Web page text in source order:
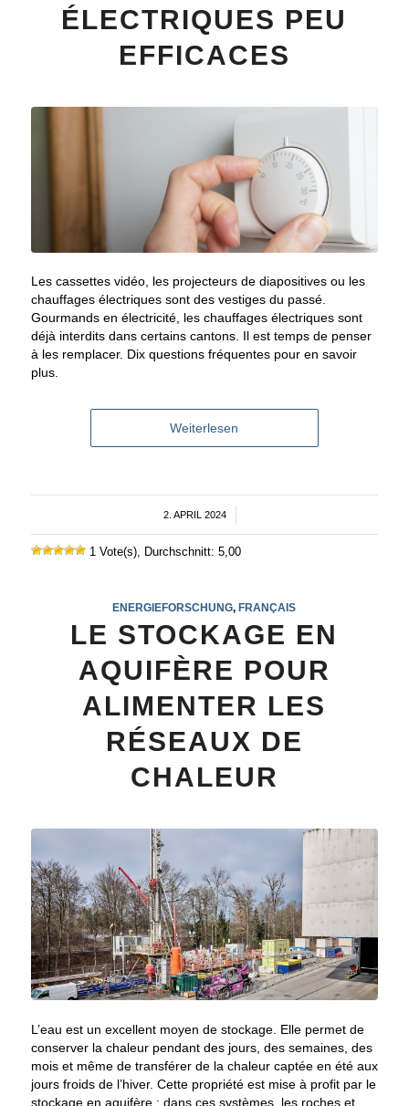
ÉLECTRIQUES PEU
EFFICACES
Les cassettes vidéo, les projecteurs de diapositives ou les
chauffages électriques sont des vestiges du passé.
Gourmands en électricité, les chauffages électriques sont
déjà interdits dans certains cantons. Il est temps de penser
à les remplacer. Dix questions fréquentes pour en savoir
plus.
Weiterlesen
2. APRIL 2024
/
1 Vote(s), Durchschnitt: 5,00
ENERGIEFORSCHUNG, FRANÇAIS
LE STOCKAGE EN
AQUIFÈRE POUR
ALIMENTER LES
RÉSEAUX DE
CHALEUR
L’eau est un excellent moyen de stockage. Elle permet de
conserver la chaleur pendant des jours, des semaines, des
mois et même de transférer de la chaleur captée en été aux
jours froids de l’hiver. Cette propriété est mise à profit par le
stockage en aquifère : dans ces systèmes, les roches et